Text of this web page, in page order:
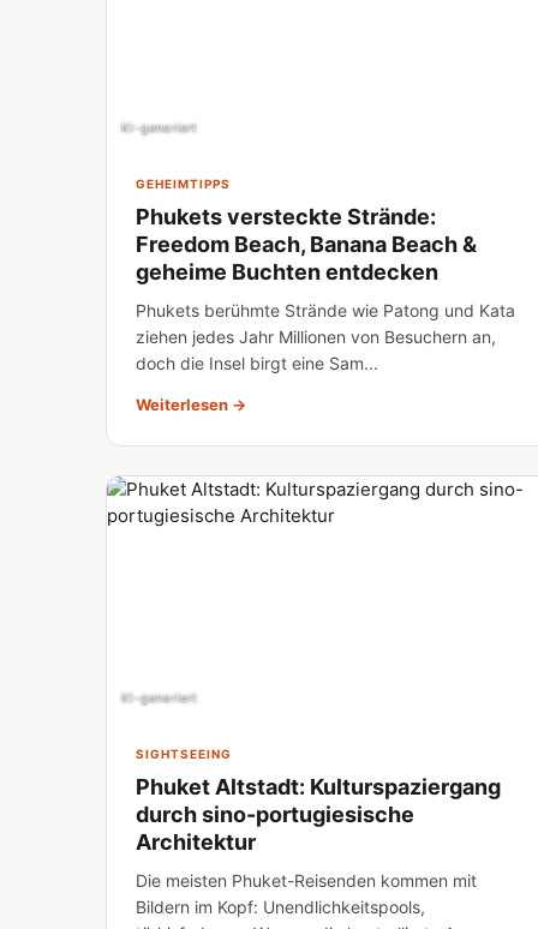
KI-generiert
GEHEIMTIPPS
Phukets versteckte Strände:
Freedom Beach, Banana Beach &
geheime Buchten entdecken
Phukets berühmte Strände wie Patong und Kata
ziehen jedes Jahr Millionen von Besuchern an,
doch die Insel birgt eine Sam...
Weiterlesen →
KI-generiert
SIGHTSEEING
Phuket Altstadt: Kulturspaziergang
durch sino-portugiesische
Architektur
Die meisten Phuket-Reisenden kommen mit
Bildern im Kopf: Unendlichkeitspools,